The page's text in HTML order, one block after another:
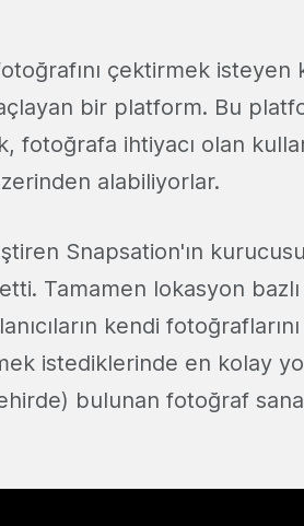
çektirmek isteyen
bir platform. Bu
ihtiyacı olan
alabiliyorlar.
Snapsation'ın
Tamamen lokasyon
kendi
istediklerinde en kolay
bulunan fotoğraf